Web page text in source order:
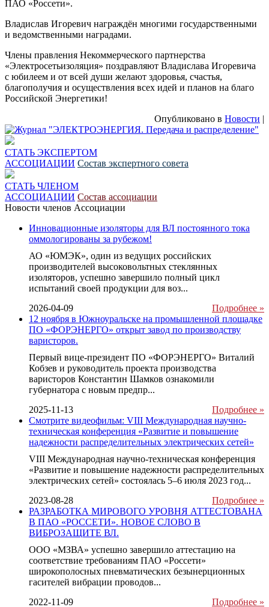
ПАО «Россети».
Владислав Игоревич награждён многими государственными
и ведомственными наградами.
Члены правления Некоммерческого партнерства
«Электросетьизоляция» поздравляют Владислава Игоревича
с юбилеем и от всей души желают здоровья, счастья,
благополучия и осуществления всех идей и планов на благо
Российской Энергетики!
Опубликовано в Новости |
СТАТЬ ЭКСПЕРТОМ
АССОЦИАЦИИ Состав экспертного совета
СТАТЬ ЧЛЕНОМ
АССОЦИАЦИИ Состав ассоциации
Новости членов Ассоциации
Инновационные изоляторы для ВЛ постоянного тока
оммологированы за рубежом!
АО «ЮМЭК», один из ведущих российских
производителей высоковольтных стеклянных
изоляторов, успешно завершило полный цикл
испытаний своей продукции для воз...
2026-04-09
Подробнее »
12 ноября в Южноуральске на промышленной площадке
ПО «ФОРЭНЕРГО» открыт завод по производству
варисторов.
Первый вице-президент ПО «ФОРЭНЕРГО» Виталий
Кобзев и руководитель проекта производства
варисторов Константин Шамков ознакомили
губернатора с новым предпр...
2025-11-13
Подробнее »
Смотрите видеофильм: VIII Международная научно-
техническая конференция «Развитие и повышение
надежности распределительных электрических сетей»
VIII Международная научно-техническая конференция
«Развитие и повышение надежности распределительных
электрических сетей» состоялась 5–6 июля 2023 год...
2023-08-28
Подробнее »
РАЗРАБОТКА МИРОВОГО УРОВНЯ АТТЕСТОВАНА
В ПАО «РОССЕТИ». НОВОЕ СЛОВО В
ВИБРОЗАЩИТЕ ВЛ.
ООО «МЗВА» успешно завершило аттестацию на
соответствие требованиям ПАО «Россети»
широкополосных пневматических безынерционных
гасителей вибрации проводов...
2022-11-09
Подробнее »